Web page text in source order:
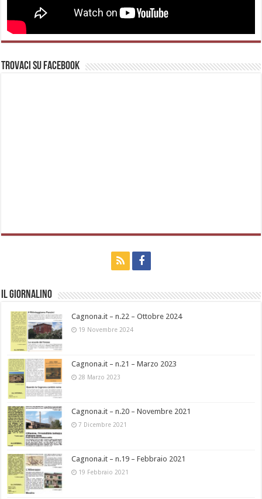
Trovaci su Facebook
Il Giornalino
Cagnona.it – n.22 – Ottobre 2024
19 Novembre 2024
Cagnona.it – n.21 – Marzo 2023
28 Marzo 2023
Cagnona.it – n.20 – Novembre 2021
7 Dicembre 2021
Cagnona.it – n.19 – Febbraio 2021
19 Febbraio 2021